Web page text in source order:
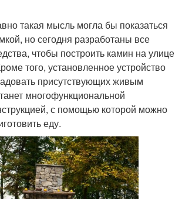
такая мысль могла бы показаться
но сегодня разработаны все
чтобы построить камин на улице
того, установленное устройство
присутствующих живым
многофункциональной
с помощью которой можно
еду.